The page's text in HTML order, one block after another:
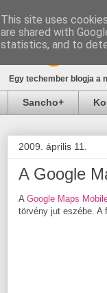
Egy techember blogja a
Sancho+
2009. április 11.
A Google
A Google Maps
törvény jut eszébe. A
This site uses
are shared with
statistics, and to